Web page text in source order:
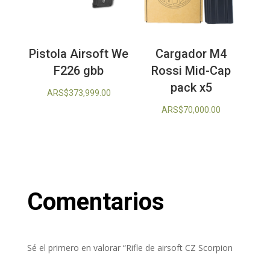
Pistola Airsoft We
F226 gbb
ARS$373,999.00
Cargador M4
Rossi Mid-Cap
pack x5
ARS$70,000.00
Comentarios
Sé el primero en valorar “Rifle de airsoft CZ Scorpion